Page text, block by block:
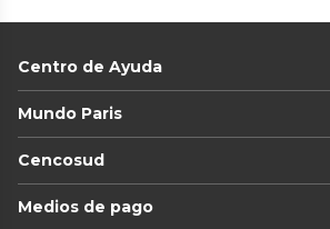
Centro de Ayuda
Mundo Paris
Cencosud
Medios de pago